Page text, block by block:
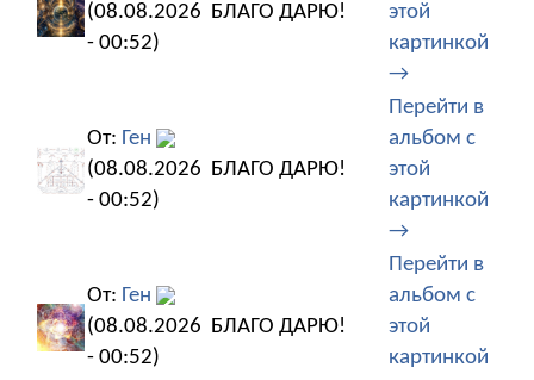
(08.08.2026
- 00:52)
БЛАГО ДАРЮ!
этой
картинкой
→
От: Ген
(08.08.2026
- 00:52)
БЛАГО ДАРЮ!
Перейти в
альбом с
этой
картинкой
→
От: Ген
(08.08.2026
- 00:52)
БЛАГО ДАРЮ!
Перейти в
альбом с
этой
картинкой